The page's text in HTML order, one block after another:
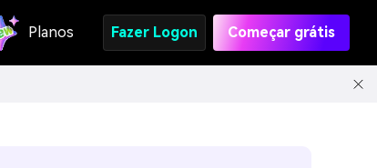
Planos Fazer Logon Começar grátis